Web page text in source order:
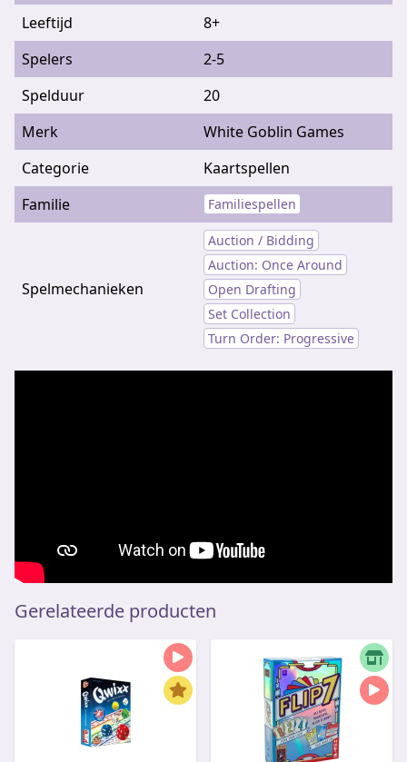
Leeftijd
8+
Spelers
2-5
Spelduur
20
Merk
White Goblin Games
Categorie
Kaartspellen
Familie
Familiespellen
Spelmechanieken
Auction / Bidding
Auction: Once Around
Open Drafting
Set Collection
Turn Order: Progressive
Gerelateerde producten